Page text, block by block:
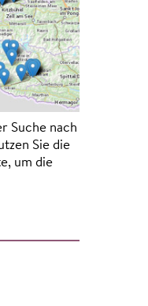
Suche nach
Sie die
um die